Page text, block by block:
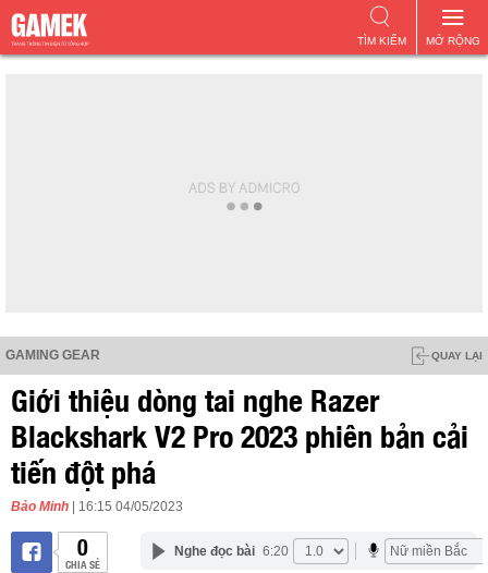
MỞ RỘNG
TÌM KIẾM
GAMING GEAR QUAY LẠI
Giới thiệu dòng tai nghe Razer
Blackshark V2 Pro 2023 phiên bản cải
tiến đột phá
Bảo Minh | 16:15 04/05/2023
0
CHIA SẺ
Nghe đọc bài 6:20